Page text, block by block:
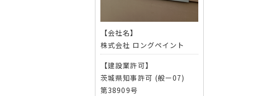
【会社名】
株式会社 ロングペイント
【建設業許可】
茨城県知事許可 (般ー07)
第38909号